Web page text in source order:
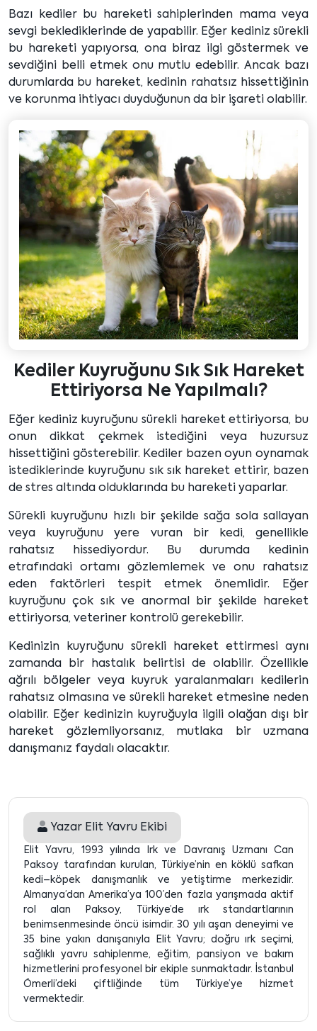
Bazı kediler bu hareketi sahiplerinden mama veya
sevgi beklediklerinde de yapabilir. Eğer kediniz sürekli
bu hareketi yapıyorsa, ona biraz ilgi göstermek ve
sevdiğini belli etmek onu mutlu edebilir. Ancak bazı
durumlarda bu hareket, kedinin rahatsız hissettiğinin
ve korunma ihtiyacı duyduğunun da bir işareti olabilir.
Kediler Kuyruğunu Sık Sık Hareket
Ettiriyorsa Ne Yapılmalı?
Eğer kediniz kuyruğunu sürekli hareket ettiriyorsa, bu
onun dikkat çekmek istediğini veya huzursuz
hissettiğini gösterebilir. Kediler bazen oyun oynamak
istediklerinde kuyruğunu sık sık hareket ettirir, bazen
de stres altında olduklarında bu hareketi yaparlar.
Sürekli kuyruğunu hızlı bir şekilde sağa sola sallayan
veya kuyruğunu yere vuran bir kedi, genellikle
rahatsız hissediyordur. Bu durumda kedinin
etrafındaki ortamı gözlemlemek ve onu rahatsız
eden faktörleri tespit etmek önemlidir. Eğer
kuyruğunu çok sık ve anormal bir şekilde hareket
ettiriyorsa, veteriner kontrolü gerekebilir.
Kedinizin kuyruğunu sürekli hareket ettirmesi aynı
zamanda bir hastalık belirtisi de olabilir. Özellikle
ağrılı bölgeler veya kuyruk yaralanmaları kedilerin
rahatsız olmasına ve sürekli hareket etmesine neden
olabilir. Eğer kedinizin kuyruğuyla ilgili olağan dışı bir
hareket gözlemliyorsanız, mutlaka bir uzmana
danışmanız faydalı olacaktır.
Yazar Elit Yavru Ekibi
Elit Yavru, 1993 yılında Irk ve Davranış Uzmanı Can
Paksoy tarafından kurulan, Türkiye’nin en köklü safkan
kedi–köpek danışmanlık ve yetiştirme merkezidir.
Almanya’dan Amerika’ya 100’den fazla yarışmada aktif
rol alan Paksoy, Türkiye’de ırk standartlarının
benimsenmesinde öncü isimdir. 30 yılı aşan deneyimi ve
35 bine yakın danışanıyla Elit Yavru; doğru ırk seçimi,
sağlıklı yavru sahiplenme, eğitim, pansiyon ve bakım
hizmetlerini profesyonel bir ekiple sunmaktadır. İstanbul
Ömerli’deki çiftliğinde tüm Türkiye’ye hizmet
vermektedir.